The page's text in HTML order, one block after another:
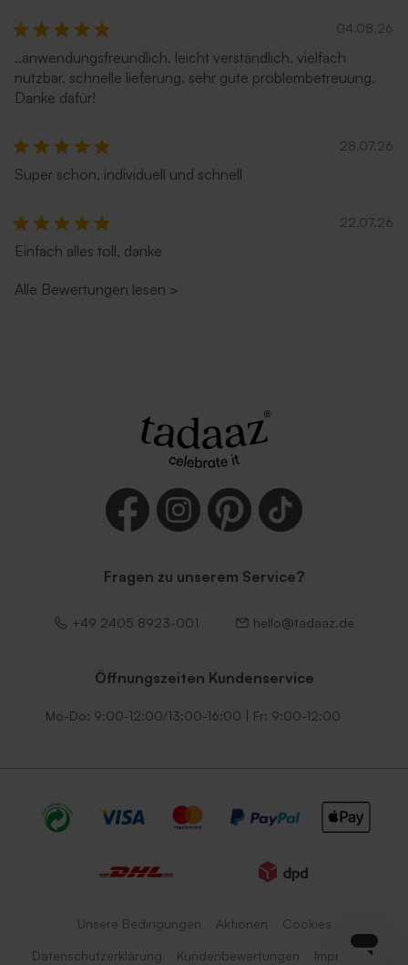
04.08.26
..anwendungsfreundlich. leicht verständlich. vielfach
nutzbar. schnelle lieferung. sehr gute problembetreuung.
Danke dafür!
28.07.26
Super schön, individuell und schnell
22.07.26
Einfach alles toll, danke
Alle Bewertungen lesen >
Fragen zu unserem Service?
+49 2405 8923-001 hello@tadaaz.de
Öffnungszeiten Kundenservice
Mo-Do: 9:00-12:00/13:00-16:00 | Fr: 9:00-12:00
Unsere Bedingungen Aktionen Cookies
Datenschutzerklärung Kundenbewertungen Impressum